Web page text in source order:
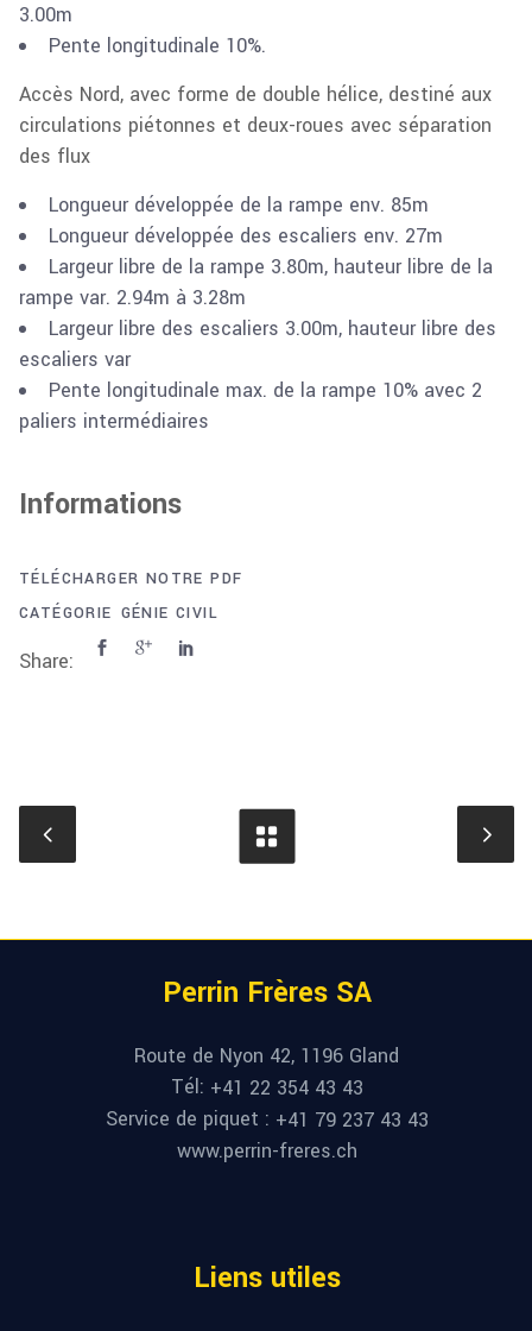
3.00m
Pente longitudinale 10%.
Accès Nord, avec forme de double hélice, destiné aux
circulations piétonnes et deux-roues avec séparation
des flux
Longueur développée de la rampe env. 85m
Longueur développée des escaliers env. 27m
Largeur libre de la rampe 3.80m, hauteur libre de la
rampe var. 2.94m à 3.28m
Largeur libre des escaliers 3.00m, hauteur libre des
escaliers var
Pente longitudinale max. de la rampe 10% avec 2
paliers intermédiaires
Informations
TÉLÉCHARGER NOTRE PDF
CATÉGORIE GÉNIE CIVIL
Share:
Perrin Frères SA
Route de Nyon 42, 1196 Gland
Tél: +41 22 354 43 43
Service de piquet : +41 79 237 43 43
www.perrin-freres.ch
Liens utiles